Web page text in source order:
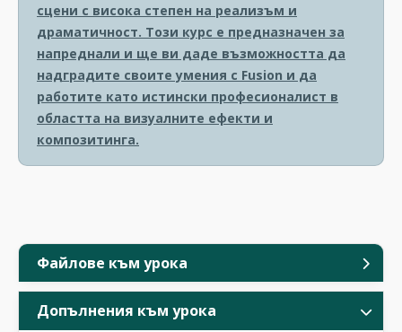
Файлове към урока
Допълнения към урока
сцени с висока степен на реализъм и
драматичност. Този курс е предназначен за
напреднали и ще ви даде възможността да
надградите своите умения с Fusion и да
работите като истински професионалист в
областта на визуалните ефекти и
композитинга.